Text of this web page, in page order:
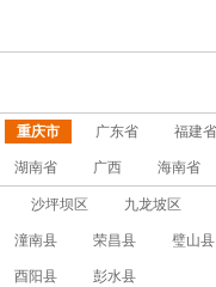
重庆市 广东省 福建省
湖南省 广西 海南省
沙坪坝区 九龙坡区
潼南县 荣昌县 璧山县
酉阳县 彭水县